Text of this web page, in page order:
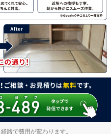
路で費用が変わります。